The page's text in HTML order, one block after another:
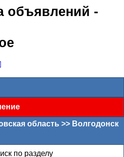
объявлений -
область >> Волгодонск
по разделу